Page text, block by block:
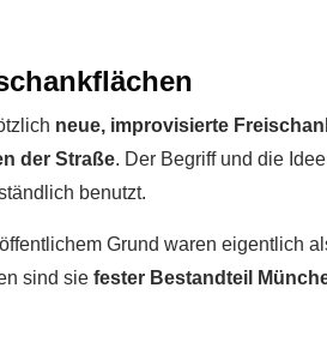
neue, improvisierte
der Straße. Der Begriff und die
benutzt.
Grund waren eigentlich
sind sie fester Bestandteil